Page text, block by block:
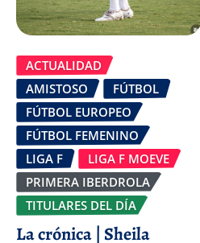
ACTUALIDAD
AMISTOSO
FÚTBOL
FÚTBOL EUROPEO
FÚTBOL FEMENINO
LIGA F
LIGA F MOEVE
PRIMERA IBERDROLA
TITULARES DEL DÍA
La crónica | Sheila